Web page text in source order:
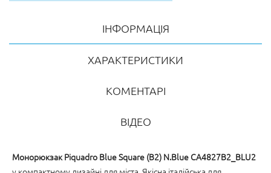
ІНФОРМАЦІЯ
ХАРАКТЕРИСТИКИ
КОМЕНТАРІ
ВІДЕО
Монорюкзак Piquadro Blue Square (B2) N.Blue CA4827B2_BLU2